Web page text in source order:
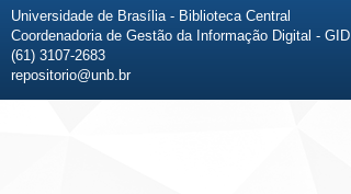
Universidade de Brasília - Biblioteca Central
Coordenadoria de Gestão da Informação Digital - GID
(61) 3107-2683
repositorio@unb.br